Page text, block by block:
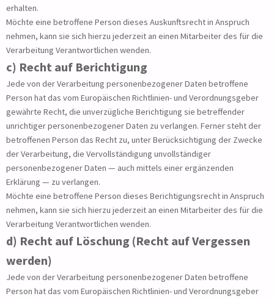
erhalten.
Möchte eine betroffene Person dieses Auskunftsrecht in Anspruch
nehmen, kann sie sich hierzu jederzeit an einen Mitarbeiter des für die
Verarbeitung Verantwortlichen wenden.
c) Recht auf Berichtigung
Jede von der Verarbeitung personenbezogener Daten betroffene
Person hat das vom Europäischen Richtlinien- und Verordnungsgeber
gewährte Recht, die unverzügliche Berichtigung sie betreffender
unrichtiger personenbezogener Daten zu verlangen. Ferner steht der
betroffenen Person das Recht zu, unter Berücksichtigung der Zwecke
der Verarbeitung, die Vervollständigung unvollständiger
personenbezogener Daten — auch mittels einer ergänzenden
Erklärung — zu verlangen.
Möchte eine betroffene Person dieses Berichtigungsrecht in Anspruch
nehmen, kann sie sich hierzu jederzeit an einen Mitarbeiter des für die
Verarbeitung Verantwortlichen wenden.
d) Recht auf Löschung (Recht auf Vergessen
werden)
Jede von der Verarbeitung personenbezogener Daten betroffene
Person hat das vom Europäischen Richtlinien- und Verordnungsgeber